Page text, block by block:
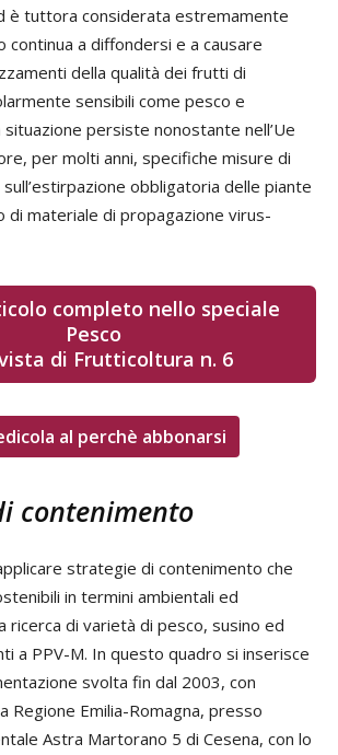
è tuttora considerata estremamente
continua a diffondersi e a causare
della qualità dei frutti di
sensibili come pesco e
situazione persiste nonostante nell’Ue
per molti anni, specifiche misure di
obbligatoria delle piante
di materiale di propagazione virus-
completo nello speciale
Pesco
di Frutticoltura n. 6
al perchè abbonarsi
contenimento
strategie di contenimento che
in termini ambientali ed
ricerca di varietà di pesco, susino ed
a PPV-M. In questo quadro si inserisce
svolta fin dal 2003, con
Regione Emilia-Romagna, presso
Astra Martorano 5 di Cesena, con lo